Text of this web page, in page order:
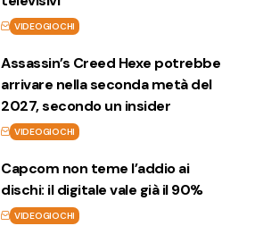
VIDEOGIOCHI
Assassin’s Creed Hexe potrebbe
arrivare nella seconda metà del
2027, secondo un insider
VIDEOGIOCHI
Capcom non teme l’addio ai
dischi: il digitale vale già il 90%
VIDEOGIOCHI